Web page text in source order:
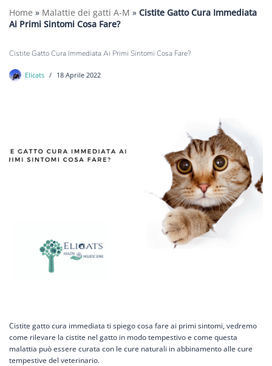
Home » Malattie dei gatti A-M » Cistite Gatto Cura Immediata
Ai Primi Sintomi Cosa Fare?
Cistite Gatto Cura Immediata Ai Primi Sintomi Cosa Fare?
Elicats 18 Aprile 2022
Cistite gatto cura immediata ti spiego cosa fare ai primi sintomi, vedremo
come rilevare la cistite nel gatto in modo tempestivo e come questa
malattia può essere curata con le cure naturali in abbinamento alle cure
tempestive del veterinario.